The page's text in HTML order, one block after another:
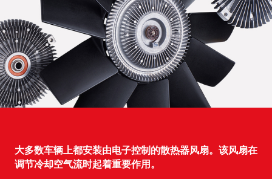
大多数车辆上都安装由电子控制的散热器风扇。该风扇在
调节冷却空气流时起着重要作用。